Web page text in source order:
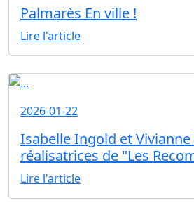
Palmarès En ville !
Lire l'article
2026-01-22
Isabelle Ingold et Vivianne
réalisatrices de "Les
Lire l'article